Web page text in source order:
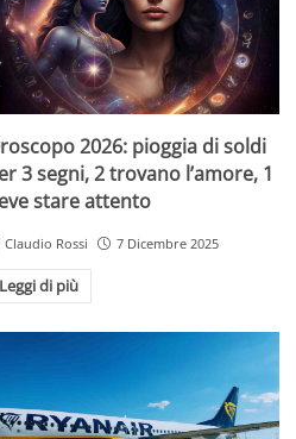
2026: pioggia di soldi
3 segni, 2 trovano l’amore, 1
stare attento
Claudio Rossi 7 Dicembre 2025
Leggi di più